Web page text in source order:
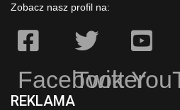
Zobacz nasz profil na:
Facebook
Twitter
REKLAMA